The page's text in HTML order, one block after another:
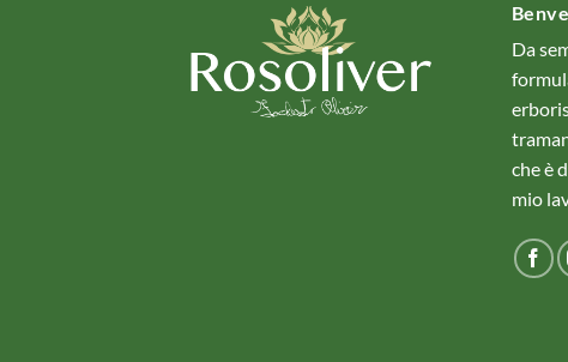
Da
che è
mio